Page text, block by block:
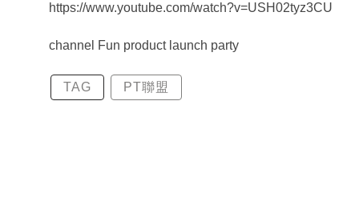
https://www.youtube.com/watch?v=USH02tyz3CU
channel Fun product launch party
TAG PT聯盟